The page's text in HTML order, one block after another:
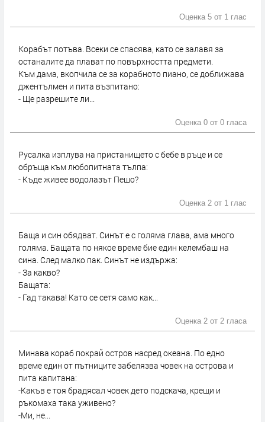
Оценка 5 от 1 глас
Корабът потъва. Всеки се спасява, като се залавя за
останалите да плават по повърхността предмети.
Към дама, вкопчила се за корабното пиано, се доближава
джентълмен и пита възпитано:
- Ще разрешите ли...
Оценка 0 от 0 гласа
Русалка изплува на пристанището с бебе в ръце и се
обръща към любопитната тълпа:
- Къде живее водолазът Пешо?
Оценка 2 от 1 глас
Баща и син обядват. Синът е с голяма глава, ама много
голяма. Бащата по някое време бие един келембаш на
сина. След малко пак. Синът не издържа:
- За какво?
Бащата:
- Гад такава! Като се сетя само как...
Оценка 2 от 2 гласа
Минава кораб покрай остров насред океана. По едно
време един от пътниците забелязва човек на острова и
пита капитана:
-Какъв е тоя брадясал човек дето подскача, крещи и
ръкомаха така уживено?
-Ми, не...